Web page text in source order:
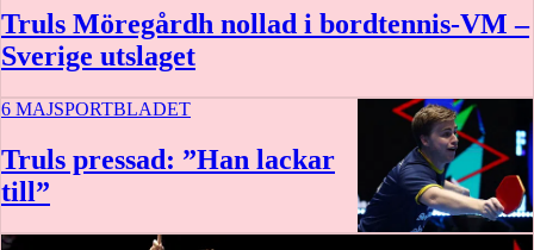
Truls Möregårdh nollad i bordtennis-VM –
Sverige utslaget
6 MAJSPORTBLADET
Truls pressad: ”Han lackar
till”